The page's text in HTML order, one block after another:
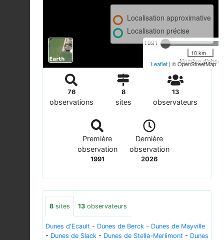
1991
Nombre
Localisation approximative
Localisation précise
10 km
Leaflet | © OpenStreetMap
76
observations
8
sites
13
observateurs
Première
observation
1991
Dernière
observation
2026
8 sites 13 observateurs
Dunes d'Ecault - Dunes de Berck - Dunes de Mayville
- Dunes de Slack - Dunes de Stella-Merlimont - Dunes